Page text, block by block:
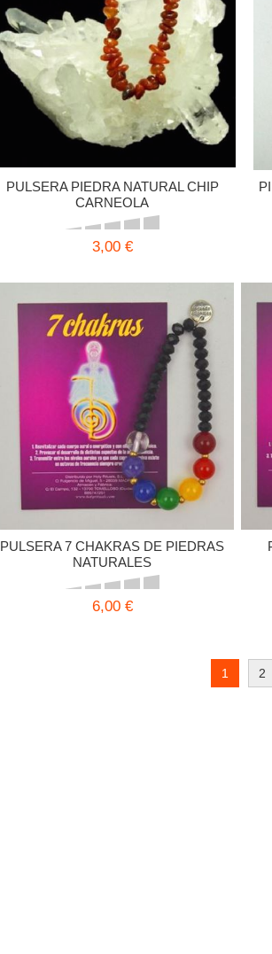
PULSERA PIEDRA NATURAL CHIP
CARNEOLA
3,00 €
PULSERA 7 CHAKRAS DE PIEDRAS
NATURALES
6,00 €
1 2